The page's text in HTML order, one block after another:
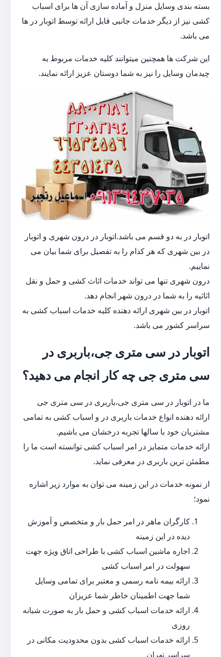
بسته بندی وسایل منزل و آماده سازی آن ها برای اسباب
کشی نیز از دیگر خدمات جانبی قابل ارائه توسط اتوبار در ها
می باشد.
این شرکت ها همچنین میتوانند کلیه خدمات مربوط به
چیدمان وسایل را نیز به شما دوستان عزیز ارائه نمایند.
اتوبار در به دو قسم می باشد.اتوبار در درون شهری و اتوبار
در بین شهری که هر کدام را به تفصیل برای شما بیان می
نماییم.
درون شهری تنها می تواند خدمات اثاث کشی و حمل و نقل
اثاثیه را به شما در درون شهر انجام دهد.
اتوبار در بین شهری ارائه دهنده کلیه خدمات اسباب کشی به
سراسر کشور می باشد.
اتوبار در سی متری جی،باربری در
سی متری جی چه کار انجام می دهید؟
ما در اتوبار در سی متری جی،باربری در سی متری جی
ارائه دهنده انواع خدمات باربری در و اسباب کشی به تمامی
مشتریان خود با سالها تجربه درخشان می باشیم.
ارائه خدمات متمایز در امر اسباب کشی توانسته است ما را
مطمئن ترین باربری در معرفی نماید.
از نمونه خدمات در این زمینه می توان به موارد زیر اشاره
نمود؛
کارگران ماهر در امر حمل بار و متخصص و آموزش
دیده در این زمینه
اجاره ماشین اسباب کشی با طراحی اتاق ویژه جهت
سهولت در امر اسباب کشی
ارائه بیمه نامه رسمی و معتبر برای تمامی وسایل
شما جهت اطمینان خاطر شما عزیزان
ارائه خدمات اسباب کشی و حمل بار به صورت شبانه
روزی
ارائه خدمات اسباب کشی بدون محدودیت مکانی در
سراسر تهران